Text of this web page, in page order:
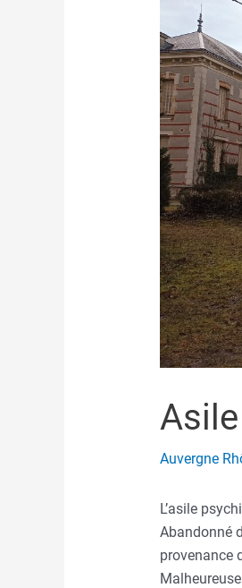
Auvergne
L’asile
Abandonné
provenance